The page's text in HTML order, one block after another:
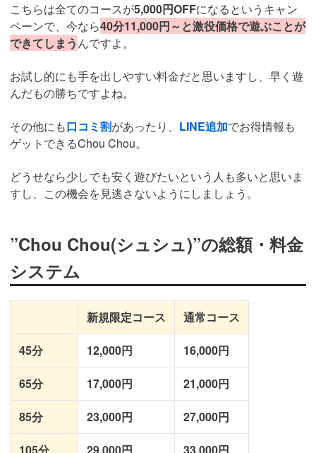
こちらは全てのコースが5,000円OFFになるというキャン
ペーンで、今なら40分11,000円～と激役価格で遊ぶことが
できてしまうんですよ。
お試し的にも手を出しやすい料金だと思いますし、早く遊
んだもの勝ちですよね。
その他にも口コミ割があったり、 LINE追加でお得情報も
ゲットできるChou Chou。
どうせなら少しでも安く遊びたいという人も多いと思いま
すし、この機会を見逃さないようにしましょう。
”Chou Chou(シュシュ)”の総額・料金
システム
新規限定コース 通常コース
45分 12,000円 16,000円
65分 17,000円 21,000円
85分 23,000円 27,000円